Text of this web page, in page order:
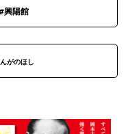
#興陽館
がのほし